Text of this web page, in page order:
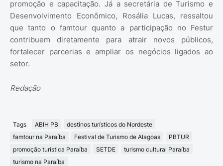
promoção e capacitação. Já a secretária de Turismo e
Desenvolvimento Econômico, Rosália Lucas, ressaltou
que tanto o famtour quanto a participação no Festur
contribuem diretamente para atrair novos públicos,
fortalecer parcerias e ampliar os negócios ligados ao
setor.
Redação
Tags ABIH PB
destinos turísticos do Nordeste
famtour na Paraíba
Festival de Turismo de Alagoas
PBTUR
promoção turística Paraíba
SETDE
turismo cultural Paraíba
turismo na Paraíba